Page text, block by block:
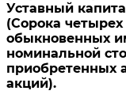
Уставный
(Сорока
обыкновенных
номинальной
приобретенных
акций).